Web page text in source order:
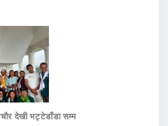
देखी भट्टेडाँडा सम्म